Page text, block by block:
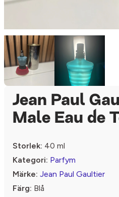
Jean Paul
Male Eau de
Storlek: 40 ml
Kategori: Parfym
Märke: Jean Paul Gaultier
Färg: Blå